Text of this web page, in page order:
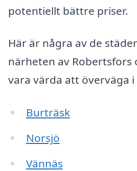
potentiellt bättre priser.
Här är några av de
närheten av Robertsfors
vara värda att överväga
Burträsk
Norsjö
Vännäs